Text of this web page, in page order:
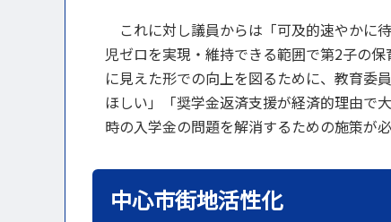
これに対し議員からは「可及的速やかに
児ゼロを実現・維持できる範囲で第2子の
に見えた形での向上を図るために、教育委
ほしい」「奨学金返済支援が経済的理由で
時の入学金の問題を解消するための施策が
中心市街地活性化